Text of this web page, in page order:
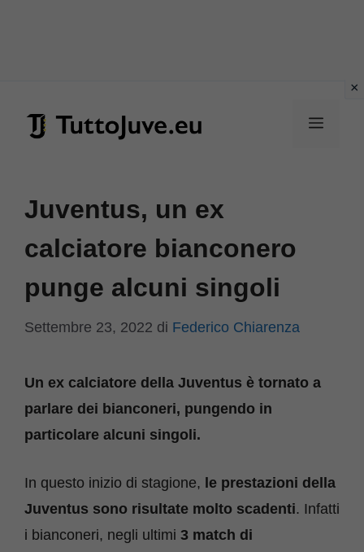
Menu
Juventus, un ex
calciatore bianconero
punge alcuni singoli
Settembre 23, 2022 di Federico Chiarenza
Un ex calciatore della Juventus è tornato a
parlare dei bianconeri, pungendo in
particolare alcuni singoli.
In questo inizio di stagione, le prestazioni della
Juventus sono risultate molto scadenti. Infatti
i bianconeri, negli ultimi 3 match di